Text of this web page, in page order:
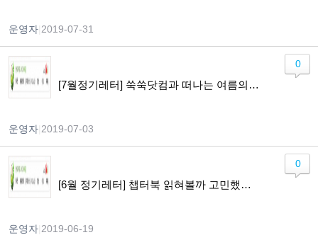
운영자 2019-07-31
[7월정기레터] 쑥쑥닷컴과 떠나는 여름의 북캉스! / 북캉스 전 읽을 탈 것 그림책/ 어드벤쳐 챕터북 잭파일 나를따르라 모집
운영자 2019-07-03
0
[6월 정기레터] 챕터북 읽혀볼까 고민했다면 쑥쑥닷컴 Nate the Great로 시작해보세요.
운영자 2019-06-19
0